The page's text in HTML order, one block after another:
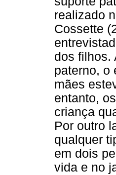
realizado
Cossette
dos filhos.
paterno, o
mães
entanto,
criança
Por outro
qualquer
em dois
vida e no